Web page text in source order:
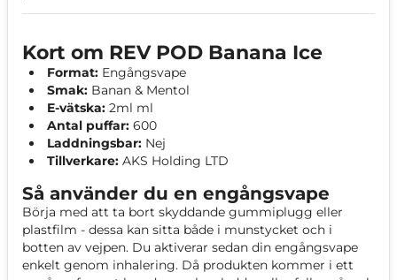
Kort om REV POD Banana Ice
Format: Engångsvape
Smak: Banan & Mentol
E-vätska: 2ml ml
Antal puffar: 600
Laddningsbar: Nej
Tillverkare: AKS Holding LTD
Så använder du en engångsvape
Börja med att ta bort skyddande gummiplugg eller
plastfilm - dessa kan sitta både i munstycket och i
botten av vejpen. Du aktiverar sedan din engångsvape
enkelt genom inhalering. Då produkten kommer i ett